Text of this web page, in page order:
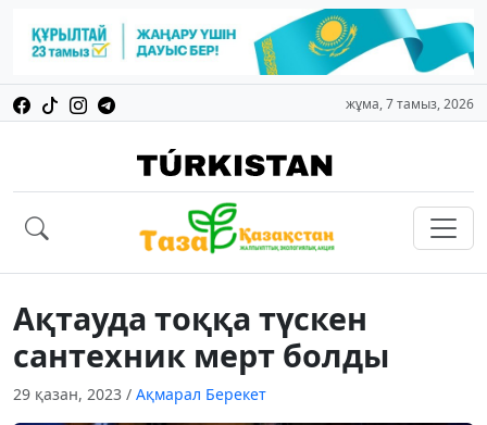
жұма, 7 тамыз, 2026
Ақтауда тоққа түскен
сантехник мерт болды
29 қазан, 2023 / Ақмарал Берекет